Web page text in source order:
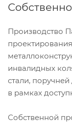
Производство
инвалидных
стали,
в рамках
Собственной